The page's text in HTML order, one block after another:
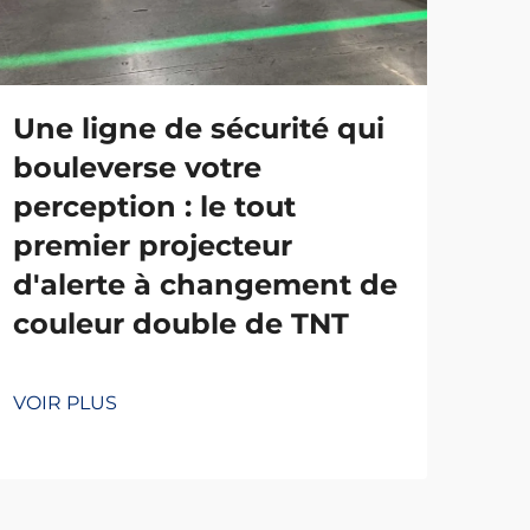
Une ligne de sécurité qui
bouleverse votre
perception : le tout
premier projecteur
d'alerte à changement de
couleur double de TNT
VOIR PLUS